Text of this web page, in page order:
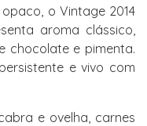
o Vintage 2014
aroma clássico,
chocolate e pimenta.
e vivo com
e ovelha, carnes